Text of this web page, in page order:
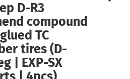
D-R3
compound
TC
tires (D-
| EXP-SX